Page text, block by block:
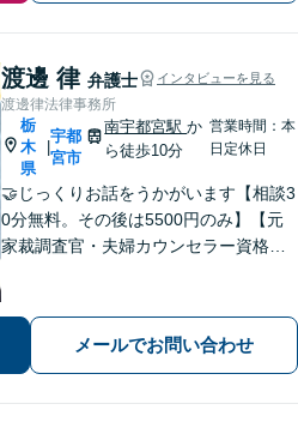
渡邊 律 弁護士 インタビューを見る
渡邊律法律事務所
栃
木
県
宇都
宮市
南宇都宮駅か
ら徒歩10分
営業時間：本
日定休日
🤝じっくりお話をうかがいます【相談3
0分無料。その後は5500円のみ】【元
家裁調査官・夫婦カウンセラー資格あ
い、不安やお悩みは、是非、私にゆっ
くりお話しください
メールでお問い合わせ